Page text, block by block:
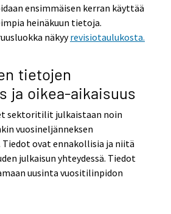
ensimmäisen kerran käyttää
heinäkuun tietoja.
näkyyrevisiotaulukosta.
tietojen
ja oikea-aikaisuus
sektoritilit julkaistaan noin
vuosineljänneksen
ovat ennakollisia ja niitä
julkaisun yhteydessä. Tiedot
uusinta vuositilinpidon